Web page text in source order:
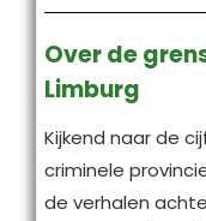
Over de
Limburg
Kijkend naar de
criminele
de verhalen